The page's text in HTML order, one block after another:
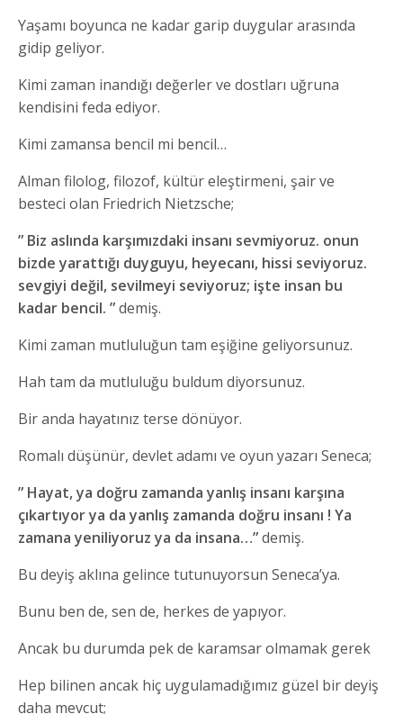
Yaşamı boyunca ne kadar garip duygular arasında
gidip geliyor.
Kimi zaman inandığı değerler ve dostları uğruna
kendisini feda ediyor.
Kimi zamansa bencil mi bencil…
Alman filolog, filozof, kültür eleştirmeni, şair ve
besteci olan Friedrich Nietzsche;
” Biz aslında karşımızdaki insanı sevmiyoruz. onun
bizde yarattığı duyguyu, heyecanı, hissi seviyoruz.
sevgiyi değil, sevilmeyi seviyoruz; işte insan bu
kadar bencil. ”demiş.
Kimi zaman mutluluğun tam eşiğine geliyorsunuz.
Hah tam da mutluluğu buldum diyorsunuz.
Bir anda hayatınız terse dönüyor.
Romalı düşünür, devlet adamı ve oyun yazarı Seneca;
” Hayat, ya doğru zamanda yanlış insanı karşına
çıkartıyor ya da yanlış zamanda doğru insanı ! Ya
zamana yeniliyoruz ya da insana…”demiş.
Bu deyiş aklına gelince tutunuyorsun Seneca’ya.
Bunu ben de, sen de, herkes de yapıyor.
Ancak bu durumda pek de karamsar olmamak gerek
Hep bilinen ancak hiç uygulamadığımız güzel bir deyiş
daha mevcut;